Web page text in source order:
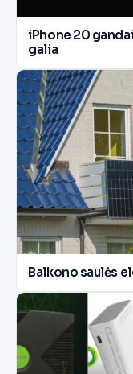
iPhone 20
galia
Balkono saulės